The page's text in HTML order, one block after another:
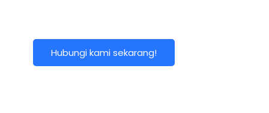
Hubungi kami sekarang!